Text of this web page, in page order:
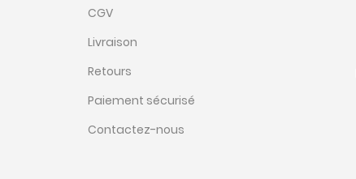
CGV
Livraison
Retours
Paiement sécurisé
Contactez-nous